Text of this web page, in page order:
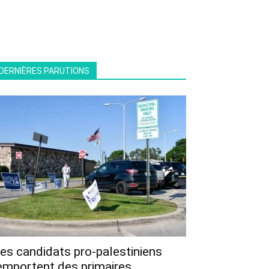
PARUTIONS
candidats pro-palestiniens